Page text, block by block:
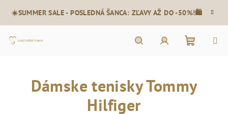
obsah
☀️SUMMER SALE - POSLEDNÁ ŠANCA: ZĽAVY AŽ DO -50%!🛍️
košík
Dámske tenisky Tommy
Hilfiger